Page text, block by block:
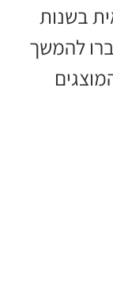
בשנות
להמשך